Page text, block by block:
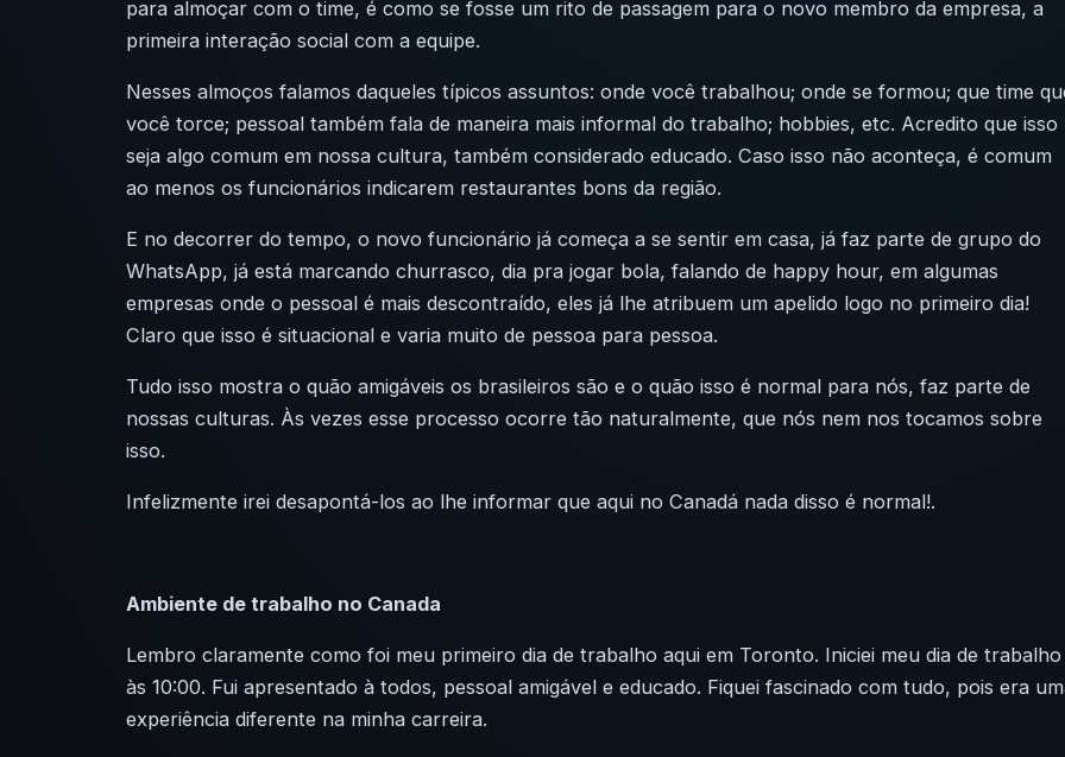
para almoçar com o time, é como se fosse um rito de passagem para o novo membro da empresa, a
primeira interação social com a equipe.
Nesses almoços falamos daqueles típicos assuntos: onde você trabalhou; onde se formou; que time
você torce; pessoal também fala de maneira mais informal do trabalho; hobbies, etc. Acredito que isso
seja algo comum em nossa cultura, também considerado educado. Caso isso não aconteça, é comum
ao menos os funcionários indicarem restaurantes bons da região.
E no decorrer do tempo, o novo funcionário já começa a se sentir em casa, já faz parte de grupo do
WhatsApp, já está marcando churrasco, dia pra jogar bola, falando de happy hour, em algumas
empresas onde o pessoal é mais descontraído, eles já lhe atribuem um apelido logo no primeiro dia!
Claro que isso é situacional e varia muito de pessoa para pessoa.
Tudo isso mostra o quão amigáveis os brasileiros são e o quão isso é normal para nós, faz parte de
nossas culturas. Às vezes esse processo ocorre tão naturalmente, que nós nem nos tocamos sobre
isso.
Infelizmente irei desapontá-los ao lhe informar que aqui no Canadá nada disso é normal!.
Ambiente de trabalho no Canada
Lembro claramente como foi meu primeiro dia de trabalho aqui em Toronto. Iniciei meu dia de trabalho
às 10:00. Fui apresentado à todos, pessoal amigável e educado. Fiquei fascinado com tudo, pois era
experiência diferente na minha carreira.